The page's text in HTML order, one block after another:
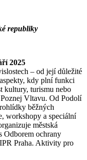
republiky
2025
– od její důležité
kdy plní funkci
kultury, turismu nebo
Vltavu. Od Podolí
běžných
workshopy a speciální
městská
Odborem ochrany
Praha. Aktivity pro